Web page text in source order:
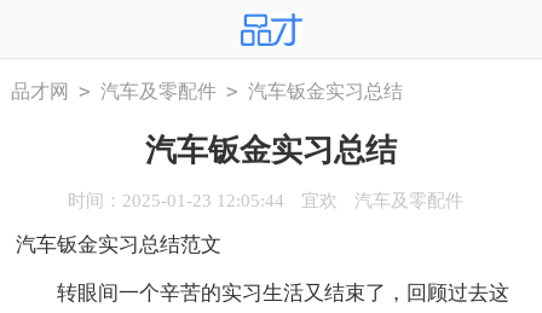
品才网 > 汽车及零配件 > 汽车钣金实习总结
汽车钣金实习总结
时间：2025-01-23 12:05:44 宜欢 汽车及零配件
汽车钣金实习总结范文
转眼间一个辛苦的实习生活又结束了，回顾过去这